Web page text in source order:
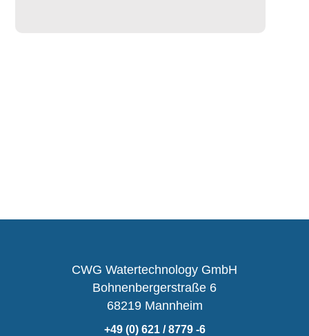
CWG Watertechnology GmbH
Bohnenbergerstraße 6
68219 Mannheim
+49 (0) 621 / 8779 -6